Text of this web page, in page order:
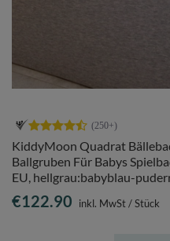
KiddyMoon Quadrat
Ballgruben Für Babys
EU, hellgrau:babyblau-
€122.90 inkl. MwSt/Stück